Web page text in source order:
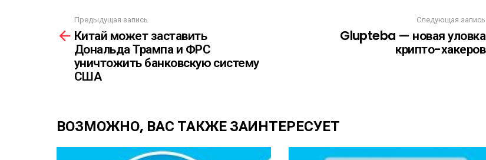
С
С
Ы
Л
К
А
м
е
е
Предыдущая запись
Китай может заставить
Дональда Трампа и ФРС
уничтожить банковскую систему
США
Следующая запись
Glupteba — новая уловка
крипто-хакеров
ВОЗМОЖНО, ВАС ТАКЖЕ ЗАИНТЕРЕСУЕТ